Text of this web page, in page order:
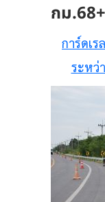
กม
การ์ดเ
ระหว่